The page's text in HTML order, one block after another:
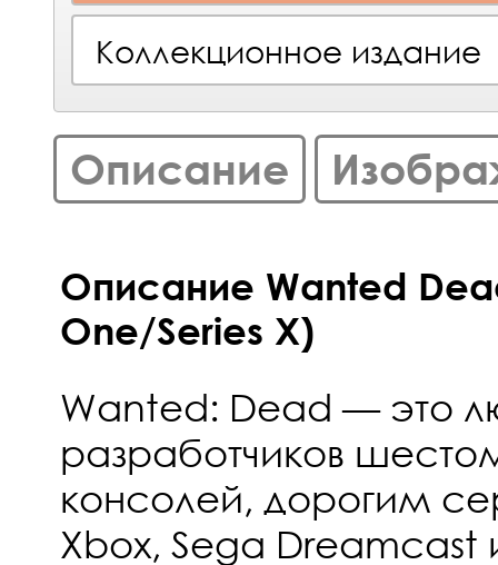
Коллекционное издание
Описание
Описание Wanted
One/Series X)
Wanted: Dead — это
разработчиков
консолей, дорогим
Xbox, Sega